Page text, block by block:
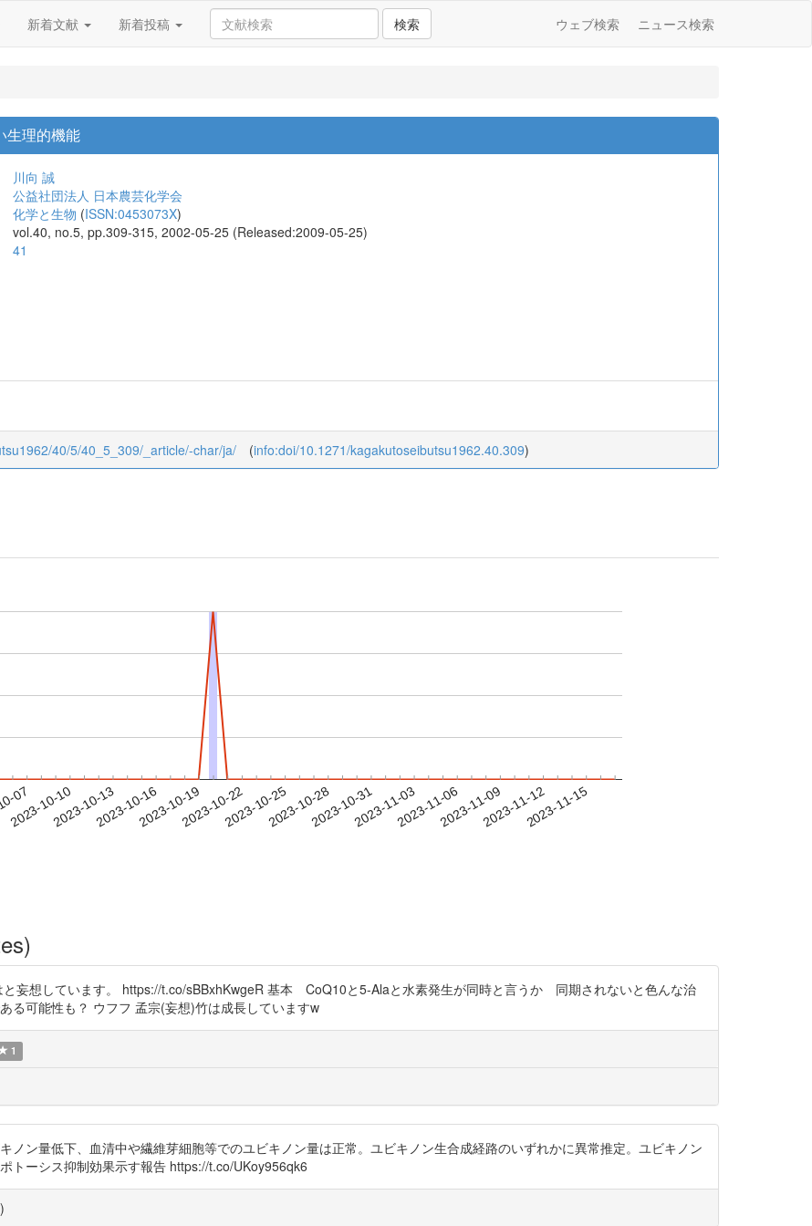
新着文献 新着投稿 検索 ウェブ検索 ニュース検索
生理的機能
川向 誠
公益社団法人 日本農芸化学会
化学と生物 (ISSN:0453073X)
vol.40, no.5, pp.309-315, 2002-05-25 (Released:2009-05-25)
41
40/5/40_5_309/_article/-char/ja/ (info:doi/10.1271/kagakutoseibutsu1962.40.309)
07
2023-10-102023-10-132023-10-162023-10-192023-10-222023-10-252023-10-282023-10-312023-11-032023-11-062023-11-092023-11-122023-11-15
妄想しています。 https://t.co/sBBxhKwgeR 基本 CoQ10と5-Alaと水素発生が同時と言うか 同期されないと色んな治
る可能性も？ ウフフ 孟宗(妄想)竹は成長していますw
1
ン量低下、血清中や繊維芽細胞等でのユビキノン量は正常。ユビキノン生合成経路のいずれかに異常推定。ユビキノン
トーシス抑制効果示す報告 https://t.co/UKoy956qk6
)